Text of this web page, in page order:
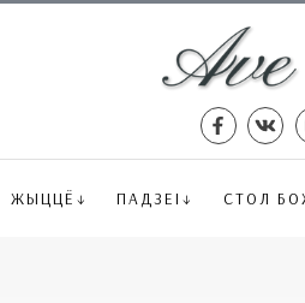
ЖЫЦЦЁ ПАДЗЕІ СТОЛ